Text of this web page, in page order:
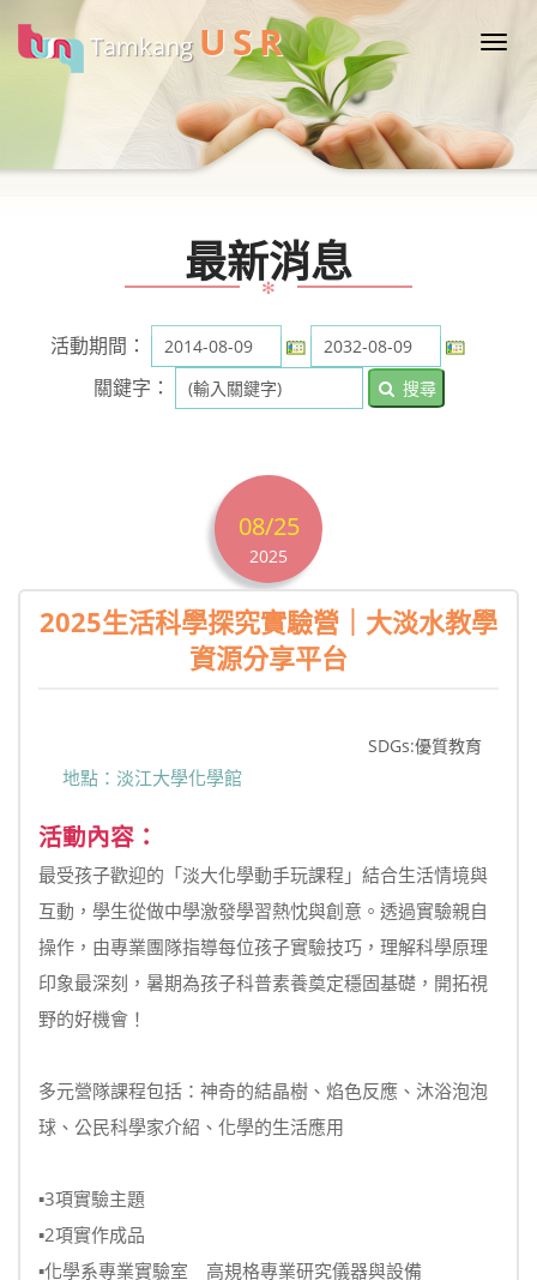
Tamkang USR
最新消息
✻
活動期間：
關鍵字：
搜尋
08/25
2025
2025生活科學探究實驗營｜大淡水教學
資源分享平台
SDGs:優質教育
地點：淡江大學化學館
活動內容：
最受孩子歡迎的「淡大化學動手玩課程」結合生活情境與
互動，學生從做中學激發學習熱忱與創意。透過實驗親自
操作，由專業團隊指導每位孩子實驗技巧，理解科學原理
印象最深刻，暑期為孩子科普素養奠定穩固基礎，開拓視
野的好機會！
多元營隊課程包括：神奇的結晶樹、焰色反應、沐浴泡泡
球、公民科學家介紹、化學的生活應用
▪3項實驗主題
▪2項實作成品
▪化學系專業實驗室 高規格專業研究儀器與設備